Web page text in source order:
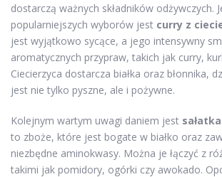
dostarczą ważnych składników odżywczych.
popularniejszych wyborów jest curry z
jest wyjątkowo sycące, a jego intensywny
aromatycznych przypraw, takich jak curry,
Ciecierzyca dostarcza białka oraz błonnika,
jest nie tylko pyszne, ale i pożywne.
Kolejnym wartym uwagi daniem jest
to zboże, które jest bogate w białko oraz
niezbędne aminokwasy. Można je łączyć z
takimi jak pomidory, ogórki czy awokado.